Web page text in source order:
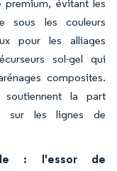
premium, évitant les
sous les couleurs
pour les alliages
sol-gel qui
composites.
soutiennent la part
sur les lignes de
: l'essor de